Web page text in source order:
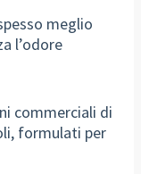
meglio
l’odore
commerciali di
formulati per